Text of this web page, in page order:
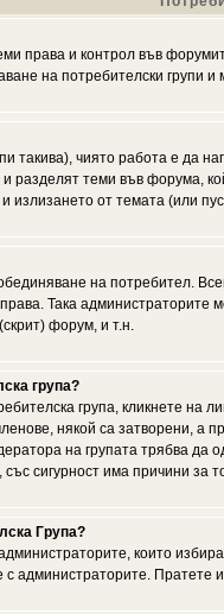
права и контрол във
на потребителски групи
такива), чиято работа е да
и разделят теми във форума,
излизането от темата (или
на потребител.
Така
форум, и т.н.
група?
група, кликнете на
някой са затворени, а
на групата трябва
сигурност има причини за
Група?
които
с администраторите.